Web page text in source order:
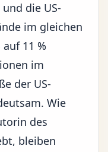
die US-
im gleichen
11 %
im
der US-
Wie
des
bleiben